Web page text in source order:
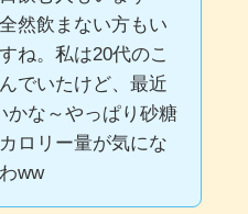
然飲まない方もい
ね。私は20代のこ
でいたけど、最近
かな～やっぱり砂糖
ロリー量が気にな
ww